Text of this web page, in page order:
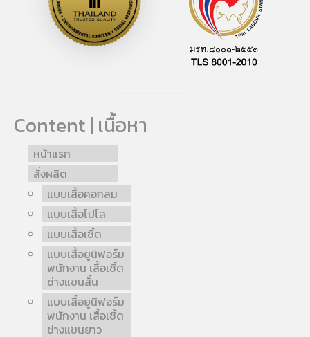
Content | เนื้อหา
หน้าแรก
สั่งผลิต
แบบเสื้อคอกลม
แบบเสื้อโปโล
แบบเสื้อเชิ้ต
แบบเสื้อยูนิฟอร์ม
พนักงาน เสื้อเชิ้ต
ช่างแขนสั้น
แบบเสื้อยูนิฟอร์ม
พนักงาน เสื้อเชิ้ต
ช่างแขนยาว